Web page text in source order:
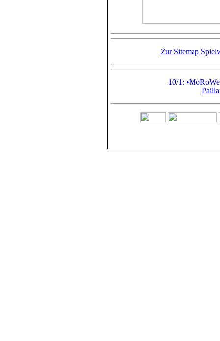
Zur Sitemap
10/1: